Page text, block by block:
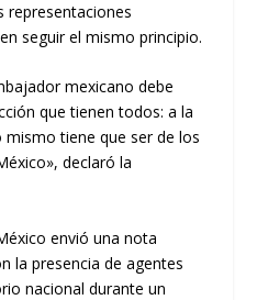
representaciones
seguir el mismo principio.
mexicano debe
que tienen todos: a la
tiene que ser de los
declaró la
envió una nota
la presencia de agentes
nacional durante un